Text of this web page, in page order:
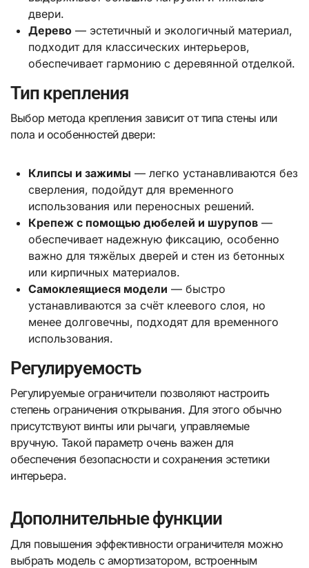
двери.
Дерево— эстетичный и экологичный материал,
подходит для классических интерьеров,
обеспечивает гармонию с деревянной отделкой.
Тип крепления
Выбор метода крепления зависит от типа стены или
пола и особенностей двери:
Клипсы и зажимы — легко устанавливаются без
сверления, подойдут для временного
использования или переносных решений.
Крепеж с помощью дюбелей и шурупов—
обеспечивает надежную фиксацию, особенно
важно для тяжёлых дверей и стен из бетонных
или кирпичных материалов.
Самоклеящиеся модели — быстро
устанавливаются за счёт клеевого слоя, но
менее долговечны, подходят для временного
использования.
Регулируемость
Регулируемые ограничители позволяют настроить
степень ограничения открывания. Для этого обычно
присутствуют винты или рычаги, управляемые
вручную. Такой параметр очень важен для
обеспечения безопасности и сохранения эстетики
интерьера.
Дополнительные функции
Для повышения эффективности ограничителя можно
выбрать модель с амортизатором, встроенным